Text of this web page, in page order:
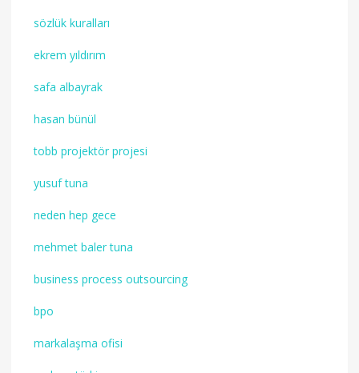
sözlük kuralları
ekrem yıldırım
safa albayrak
hasan bünül
tobb projektör projesi
yusuf tuna
neden hep gece
mehmet baler tuna
business process outsourcing
bpo
markalaşma ofisi